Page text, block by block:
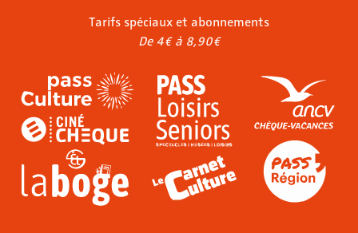
Tarifs spéciaux et abonnements
De 4€ à 8,90€